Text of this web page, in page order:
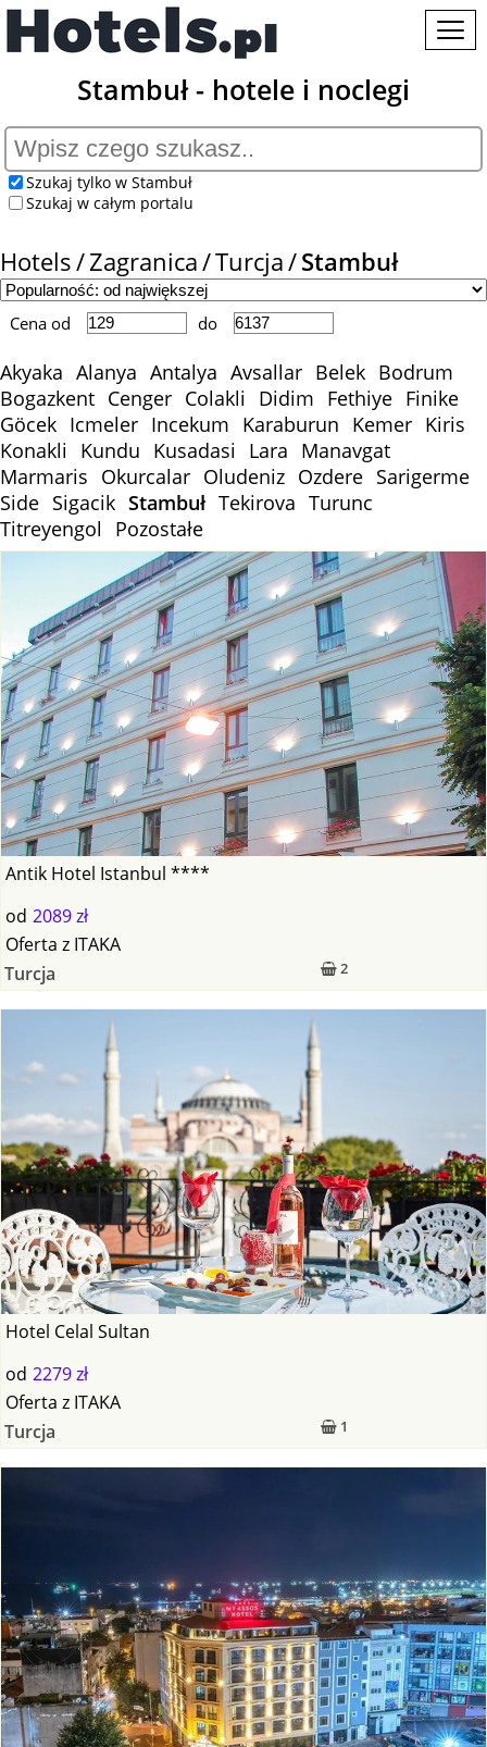
Stambuł - hotele i noclegi
Szukaj tylko w Stambuł
Szukaj w całym portalu
Hotels Zagranica Turcja Stambuł
Cena od do
Akyaka Alanya Antalya Avsallar Belek Bodrum
Bogazkent Cenger Colakli Didim Fethiye Finike
Göcek Icmeler Incekum Karaburun Kemer Kiris
Konakli
Kundu Kusadasi Lara Manavgat
Marmaris Okurcalar Oludeniz Ozdere Sarigerme
Side Sigacik Stambuł Tekirova Turunc
Titreyengol
Pozostałe
Antik Hotel Istanbul ****
od 2089 zł
2
Oferta z ITAKA
Turcja
Hotel Celal Sultan
od 2279 zł
1
Oferta z ITAKA
Turcja